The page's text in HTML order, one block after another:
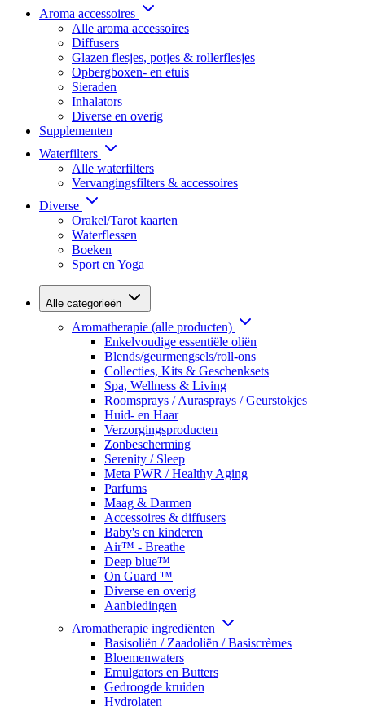
Aroma accessoires
Alle aroma accessoires
Diffusers
Glazen flesjes, potjes & rollerflesjes
Opbergboxen- en etuis
Sieraden
Inhalators
Diverse en overig
Supplementen
Waterfilters
Alle waterfilters
Vervangingsfilters & accessoires
Diverse
Orakel/Tarot kaarten
Waterflessen
Boeken
Sport en Yoga
Alle categorieën
Aromatherapie (alle producten)
Enkelvoudige essentiële oliën
Blends/geurmengsels/roll-ons
Collecties, Kits & Geschenksets
Spa, Wellness & Living
Roomsprays / Aurasprays / Geurstokjes
Huid- en Haar
Verzorgingsproducten
Zonbescherming
Serenity / Sleep
Meta PWR / Healthy Aging
Parfums
Maag & Darmen
Accessoires & diffusers
Baby's en kinderen
Air™ - Breathe
Deep blue™
On Guard ™
Diverse en overig
Aanbiedingen
Aromatherapie ingrediënten
Basisoliën / Zaadoliën / Basiscrèmes
Bloemenwaters
Emulgators en Butters
Gedroogde kruiden
Hydrolaten